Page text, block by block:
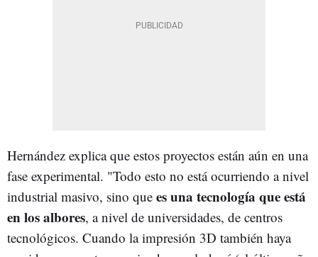
Hernández explica que estos proyectos están aún en una
fase experimental. "Todo esto no está ocurriendo a nivel
industrial masivo, sino que es una tecnología que está
en los albores, a nivel de universidades, de centros
tecnológicos. Cuando la impresión 3D también haya